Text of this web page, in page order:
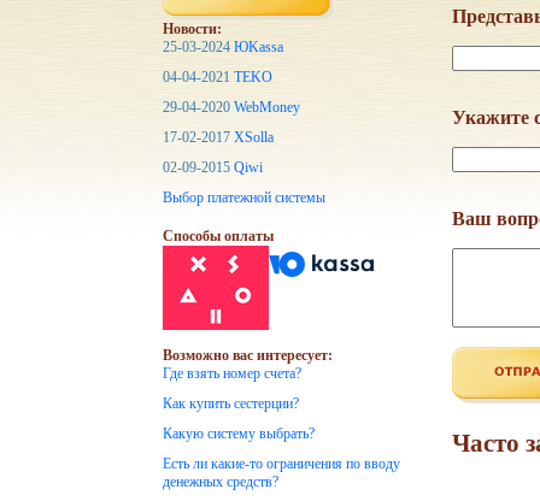
Укажите
Ваш
Часто
Новости:
25-03-2024 ЮKassa
04-04-2021 TEKO
29-04-2020 WebMoney
17-02-2017 XSolla
02-09-2015 Qiwi
Выбор платежной системы
Способы оплаты
Возможно вас интересует:
Где взять номер счета?
Как купить сестерции?
Какую систему выбрать?
Есть ли какие-то ограничения по вводу
денежных средств?